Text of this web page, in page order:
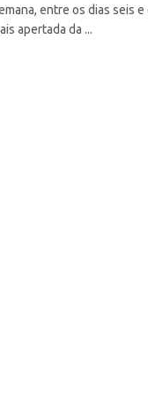
entre os dias seis
apertada da ...